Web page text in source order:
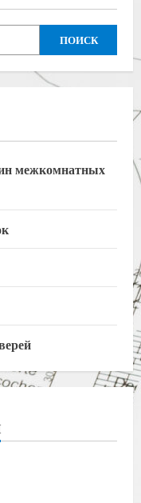
ПОИСК
межкомнатных